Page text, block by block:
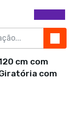
cm com
com